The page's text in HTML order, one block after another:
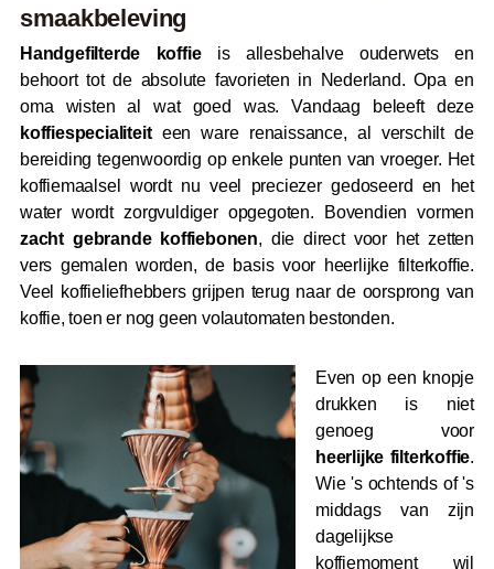
smaakbeleving
Handgefilterde koffieis allesbehalve ouderwets en
behoort tot de absolute favorieten in Nederland. Opa en
oma wisten al wat goed was. Vandaag beleeft deze
koffiespecialiteiteen ware renaissance, al verschilt de
bereiding tegenwoordig op enkele punten van vroeger. Het
koffiemaalsel wordt nu veel preciezer gedoseerd en het
water wordt zorgvuldiger opgegoten. Bovendien vormen
zacht gebrande koffiebonen, die direct voor het zetten
vers gemalen worden, de basis voor heerlijke filterkoffie.
Veel koffieliefhebbers grijpen terug naar de oorsprong van
koffie, toen er nog geen volautomaten bestonden.
Even op een knopje
drukken is niet
genoeg voor
heerlijke filterkoffie.
Wie 's ochtends of 's
middags van zijn
dagelijkse
koffiemoment wil